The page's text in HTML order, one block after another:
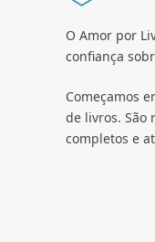
O Amor por
confiança
Começamos
de livros. São
completos e